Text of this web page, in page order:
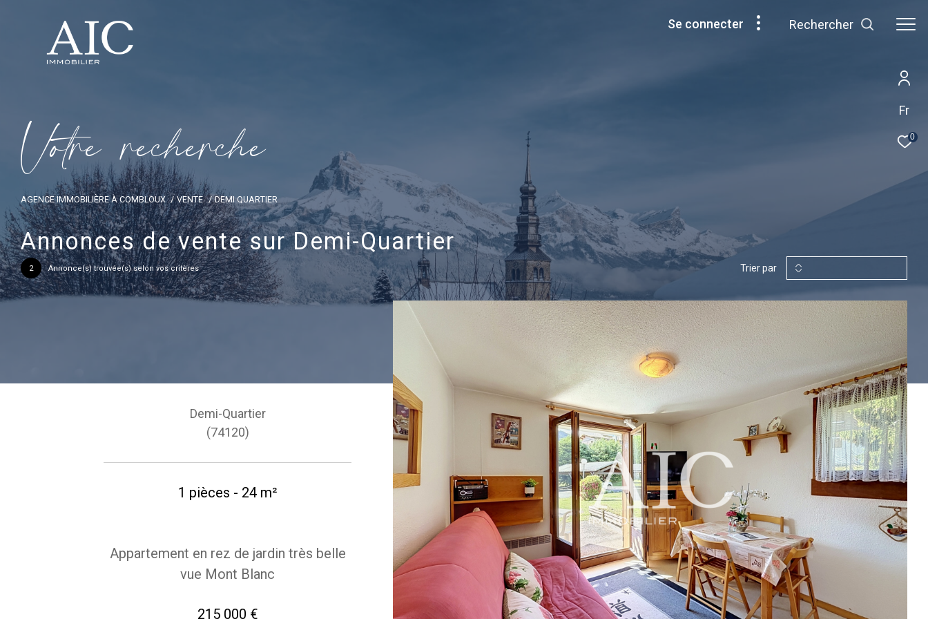
Fr
0
se connecter Rechercher
Votre recherche
AGENCE IMMOBILIÈRE À COMBLOUX VENTE DEMI QUARTIER
Annonces de vente sur Demi-Quartier
2 Annonce(s) trouvée(s) selon vos critères Trier par
Demi-Quartier
(74120)
1 pièces - 24 m²
Appartement en rez de jardin très belle
vue Mont Blanc
215 000 €